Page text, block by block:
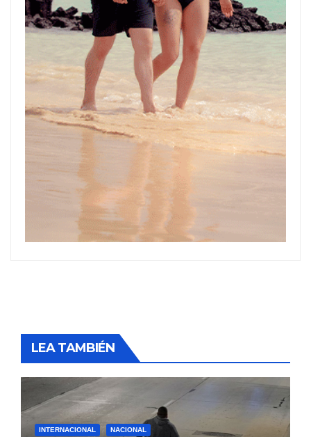
LEA TAMBIÉN
INTERNACIONAL NACIONAL